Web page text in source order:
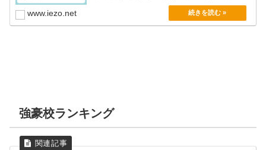
www.iezo.net
強豪校ランキング